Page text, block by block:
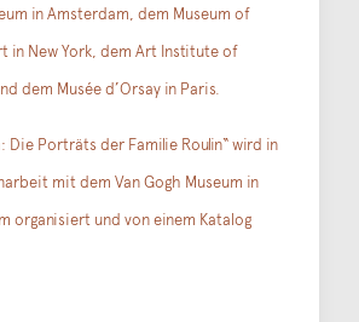
in Amsterdam, dem Museum of
in New York, dem Art Institute of
dem Musée d’Orsay in Paris.
Die Porträts der Familie Roulin“ wird in
mit dem Van Gogh Museum in
organisiert und von einem Katalog